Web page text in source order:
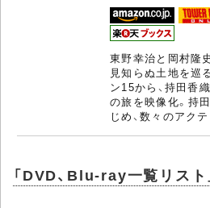
東野幸治と岡村隆
見知らぬ土地を巡
ン15から、持田香
の旅を映像化。持
じめ、数々のアク
「DVD、Blu-ray一覧リス